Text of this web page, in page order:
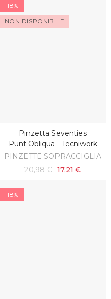
-18%
NON DISPONIBILE
SCOPRI
Pinzetta Seventies
Punt.obliqua - Tecniwork
PINZETTE SOPRACCIGLIA
20,98 € 17,21 €
-18%